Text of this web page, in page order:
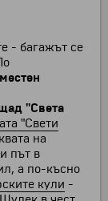
- багажът се
"Света
"Свети
на
път в
а по-късно
кули -